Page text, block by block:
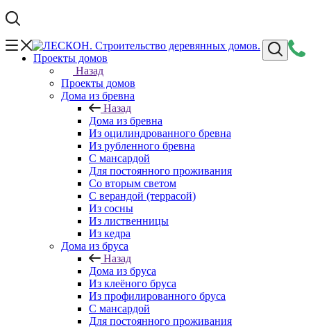
Проекты домов
Назад
Проекты домов
Дома из бревна
Назад
Дома из бревна
Из оцилиндрованного бревна
Из рубленного бревна
С мансардой
Для постоянного проживания
Со вторым светом
С верандой (террасой)
Из сосны
Из лиственницы
Из кедра
Дома из бруса
Назад
Дома из бруса
Из клеёного бруса
Из профилированного бруса
С мансардой
Для постоянного проживания